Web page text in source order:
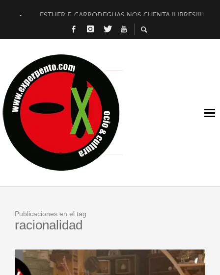
ESTHER F. CARRODEGUAS NOS CUENTA [LIBRES!!!]
[TERRA DE GUAPES] DE SANDRA MONFORT
TIMBRE 4, LA ESCUELA DEL DIRECTOR TEATRAL CLAUDIO
30 AÑOS (NO ES NADA) DE LA KATARSIS DEL TOMATAZO
MILITARES JUDÍAS EN #EXVITA
D’BALDOMEROS REINVENTAN [BITÁCORA 3.0] EN EXVITA
MARSHALL FLASH PRESENTA EN EXVITA [RELATIVA
JOFRE BARDAGÍ EN EXVITA INTERPRETANDO A SERRAT
Publicaciones en el tag
racionalidad